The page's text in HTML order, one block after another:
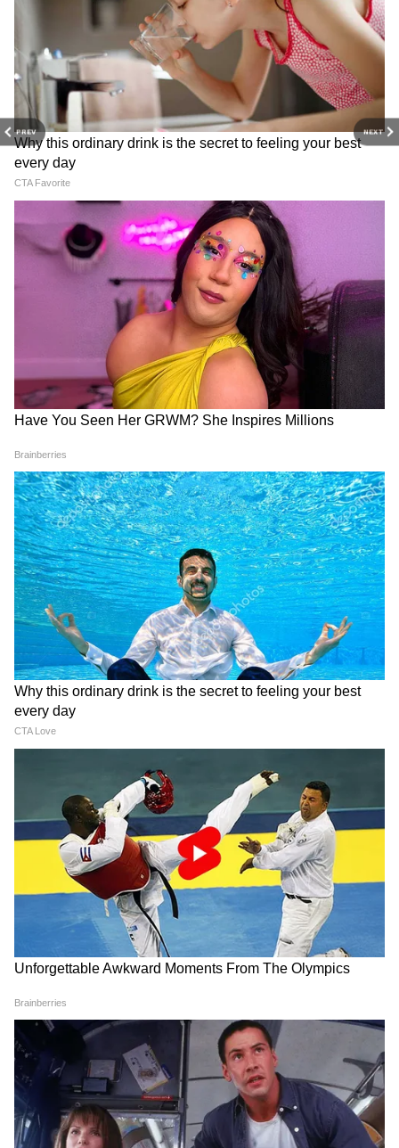
PREV NEXT
3
Image Credit :Chat GPT
পুরনো স্টিলের চামচগুলো বিভিন্ন রঙে রাঙিয়ে
নিন। এবার একটি গোল কার্ডবোর্ড বা কাঠের
বেসের উপর ফুলের মতো বা গোল করে আঠা দিয়ে
আটকে দিন। মাঝে একটা আয়না বা ছোট পাথর
বসিয়ে দিলেই তৈরি হয়ে যাবে সুন্দর ওয়াল
ডেকোর। আপনার রান্নাঘর বা ডাইনিং স্পেসের
দেওয়ালে এটা দারুণ মানাবে।
4
5
Image Credit :Chat GPT
DIY ক্যান্ডেল হোল্ডার
আপনার কাছে যদি বড় মাপের স্টিলের চামচ
থাকে, তবে সেগুলোকে হালকা বাঁকিয়ে পাপড়ির
মতো ডিজাইন তৈরি করুন। এতেই ক্যান্ডেল হোল্ডার
তৈরি হয়ে যাবে। এর ভেতরে ছোট টি-লাইট
মোমবাতি রাখুন এবং এটিকে স্ট্যান্ড বা কাঠের
বেসের উপর বসিয়ে দিন। এটি আপনার বাড়িকে
একটি মডার্ন ও এলিগেন্ট লুক দেবে।
5